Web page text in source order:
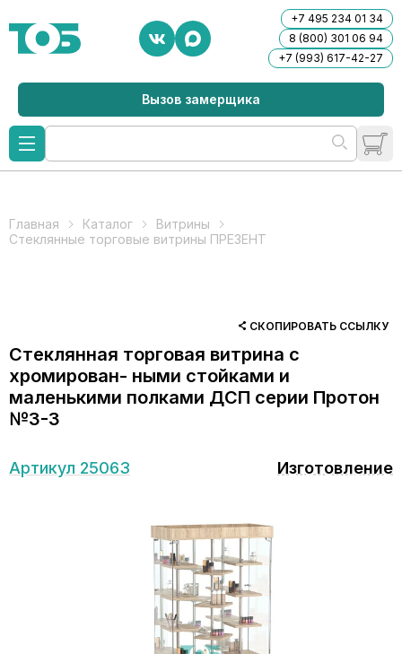
+7 495 234 01 34
8 (800) 301 06 94
+7 (993) 617-42-27
Вызов замерщика
Главная Каталог
Витрины
Стеклянные торговые витрины ПРЕЗЕНТ
СКОПИРОВАТЬ ССЫЛКУ
Стеклянная торговая витрина с
хромирован- ными стойками и
маленькими полками ДСП серии Протон
№3-3
Артикул 25063 Изготовление